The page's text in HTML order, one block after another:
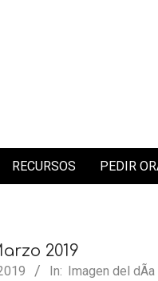
RECURSOS PEDIR
2019
In: Imagen del dÃ­a